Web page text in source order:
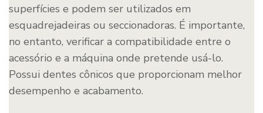
superfícies e podem ser utilizados em
esquadrejadeiras ou seccionadoras. É importante,
no entanto, verificar a compatibilidade entre o
acessório e a máquina onde pretende usá-lo.
Possui dentes cônicos que proporcionam melhor
desempenho e acabamento.